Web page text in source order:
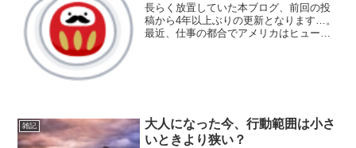
長らく放置していた本ブログ、前回の投
稿から4年以上ぶりの更新となります…。
最近、仕事の都合でアメリカはヒュース
雑記
大人になった今、行動範囲は小さ
いときより狭い？